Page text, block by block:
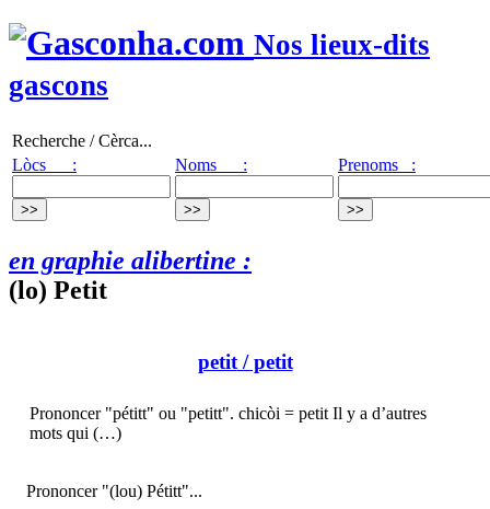
Nos lieux-dits
gascons
Recherche / Cèrca...
Lòcs :
Noms : Prenoms :
en graphie alibertine :
(lo) Petit
petit/ petit
Prononcer "pétitt" ou "petitt". chicòi = petit Il y a d’autres
mots qui (…)
Prononcer "(lou) Pétitt"...